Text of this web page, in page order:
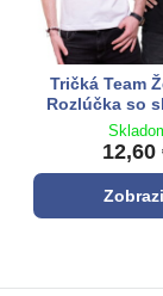
Tričká Team
Rozlúčka so
12,60